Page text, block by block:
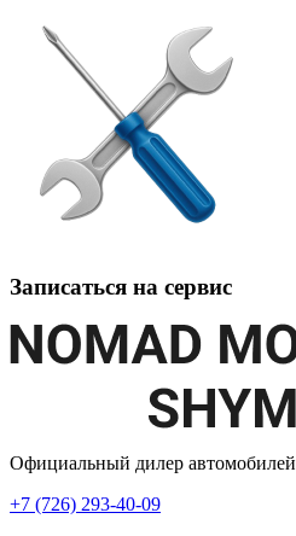
Записаться на сервис
Официальный дилер автомобилей
+7 (726) 293-40-09